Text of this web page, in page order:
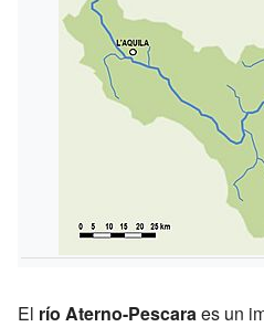
El río Aterno-Pescaraes un